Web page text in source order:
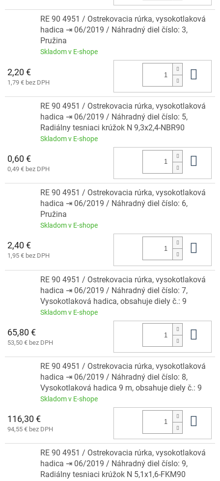
RE 90 4951 / Ostrekovacia rúrka, vysokotlaková
hadica ⇥ 06/2019 / Náhradný diel číslo: 3,
Pružina
Skladom v E-shope
2,20 €
1,79 € bez DPH
RE 90 4951 / Ostrekovacia rúrka, vysokotlaková
hadica ⇥ 06/2019 / Náhradný diel číslo: 5,
Radiálny tesniaci krúžok N 9,3x2,4-NBR90
Skladom v E-shope
0,60 €
0,49 € bez DPH
RE 90 4951 / Ostrekovacia rúrka, vysokotlaková
hadica ⇥ 06/2019 / Náhradný diel číslo: 6,
Pružina
Skladom v E-shope
2,40 €
1,95 € bez DPH
RE 90 4951 / Ostrekovacia rúrka, vysokotlaková
hadica ⇥ 06/2019 / Náhradný diel číslo: 7,
Vysokotlaková hadica, obsahuje diely č.: 9
Skladom v E-shope
65,80 €
53,50 € bez DPH
RE 90 4951 / Ostrekovacia rúrka, vysokotlaková
hadica ⇥ 06/2019 / Náhradný diel číslo: 8,
Vysokotlaková hadica 9 m, obsahuje diely č.: 9
Skladom v E-shope
116,30 €
94,55 € bez DPH
RE 90 4951 / Ostrekovacia rúrka, vysokotlaková
hadica ⇥ 06/2019 / Náhradný diel číslo: 9,
Radiálny tesniaci krúžok N 5,1x1,6-FKM90